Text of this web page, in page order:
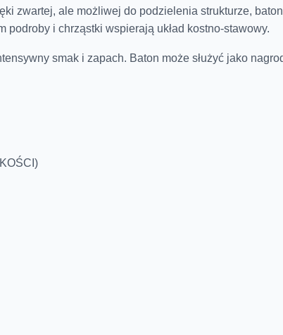
zwartej, ale możliwej do podzielenia strukturze,
i chrząstki wspierają układ kostno-stawowy.
smak i zapach. Baton może służyć jako